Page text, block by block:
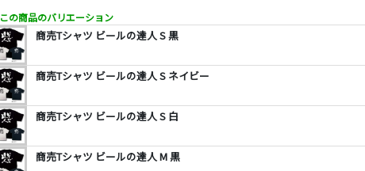
この商品のバリエーション
商売Tシャツ ビールの達人 S 黒
商売Tシャツ ビールの達人 S ネイビー
商売Tシャツ ビールの達人 S 白
商売Tシャツ ビールの達人 M 黒